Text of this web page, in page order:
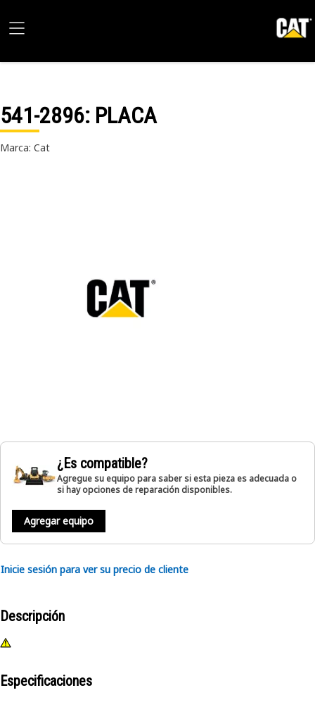
541-2896: PLACA
Marca: Cat
¿Es compatible?
Agregue su equipo para saber si esta pieza es adecuada o
si hay opciones de reparación disponibles.
Agregar equipo
Inicie sesión para ver su precio de cliente
Descripción
Especificaciones